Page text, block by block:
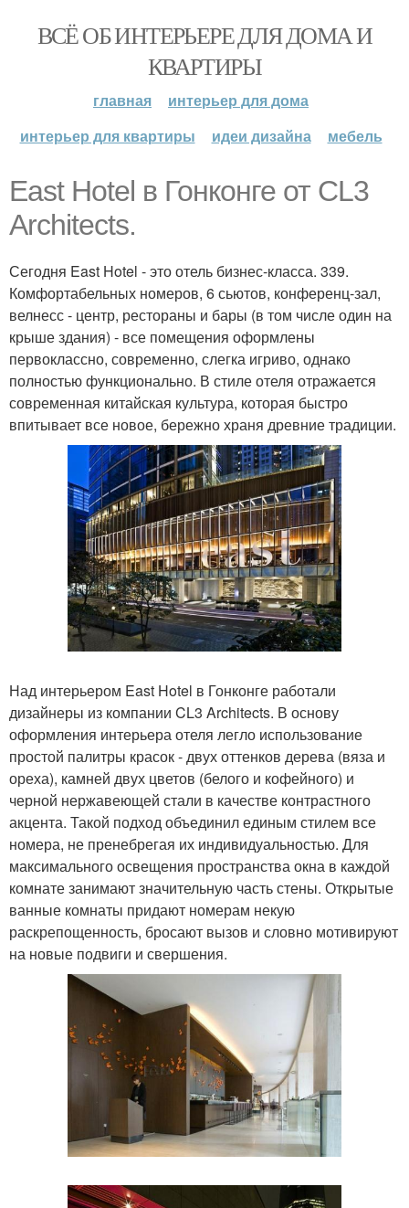
ВСЁ ОБ ИНТЕРЬЕРЕ ДЛЯ ДОМА И
КВАРТИРЫ
главная
интерьер для дома
интерьер для квартиры
идеи дизайна мебель
East Hotel в Гонконге от CL3
Architects.
Сегодня East Hotel - это отель бизнес-класса. 339.
Комфортабельных номеров, 6 сьютов, конференц-зал,
велнесс - центр, рестораны и бары (в том числе один на
крыше здания) - все помещения оформлены
первоклассно, современно, слегка игриво, однако
полностью функционально. В стиле отеля отражается
современная китайская культура, которая быстро
впитывает все новое, бережно храня древние традиции.
Над интерьером East Hotel в Гонконге работали
дизайнеры из компании CL3 Architects. В основу
оформления интерьера отеля легло использование
простой палитры красок - двух оттенков дерева (вяза и
ореха), камней двух цветов (белого и кофейного) и
черной нержавеющей стали в качестве контрастного
акцента. Такой подход объединил единым стилем все
номера, не пренебрегая их индивидуальностью. Для
максимального освещения пространства окна в каждой
комнате занимают значительную часть стены. Открытые
ванные комнаты придают номерам некую
раскрепощенность, бросают вызов и словно мотивируют
на новые подвиги и свершения.